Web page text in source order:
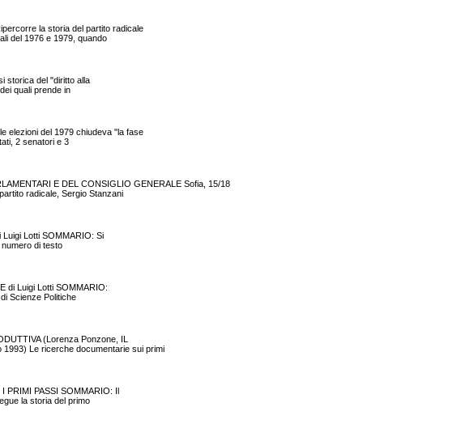
la storia del partito radicale
del 1976 e 1979, quando
storica del "diritto alla
quali prende in
elezioni del 1979 chiudeva "la fase
2 senatori e 3
E DEL CONSIGLIO GENERALE Sofia, 15/18
radicale, Sergio Stanzani
Lotti SOMMARIO: Si
di testo
di Luigi Lotti SOMMARIO:
Scienze Politiche
(Lorenza Ponzone, IL
1993) Le ricerche documentarie sui primi
PRIMI PASSI SOMMARIO: Il
la storia del primo